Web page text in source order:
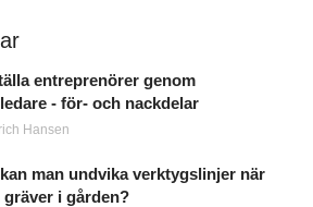
entreprenörer genom
- för- och nackdelar
Hansen
man undvika verktygslinjer när
gräver i gården?